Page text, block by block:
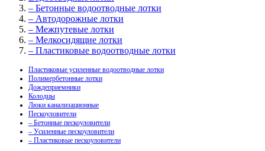
– Бетонные водоотводные лотки
– Автодорожные лотки
– Межпутевые лотки
– Мелкосидящие лотки
– Пластиковые водоотводные лотки
Пластиковые усиленные водоотводные лотки
Полимербетонные лотки
Дождеприемники
Колодцы
Люки канализационные
Пескоуловители
– Бетонные пескоуловители
– Усиленные пескоуловители
– Пластиковые пескоуловители